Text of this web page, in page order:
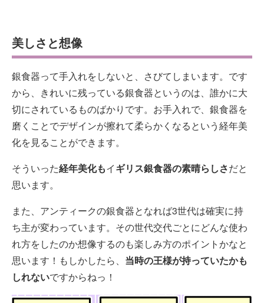
美しさと想像
銀食器って手入れをしないと、さびてしまいます。です
から、きれいに残っている銀食器というのは、誰かに大
切にされているものばかりです。お手入れで、銀食器を
磨くことでデザインが擦れて柔らかくなるという経年美
化を見ることができます。
そういった経年美化もイギリス銀食器の素晴らしさだと
思います。
また、アンティークの銀食器となれば3世代は確実に持
ち主が変わっています。その世代交代ごとにどんな使わ
れ方をしたのか想像するのも楽しみ方のポイントかなと
思います！もしかしたら、 当時の王様が持っていたかも
しれないですからねっ！